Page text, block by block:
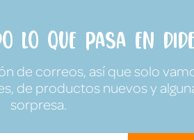
lo que pasa en
de correos, así que solo
de productos nuevos y
sorpresa.